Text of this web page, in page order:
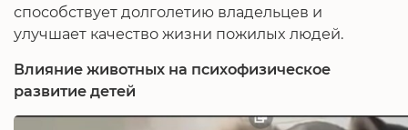
способствует долголетию владельцев и
улучшает качество жизни пожилых людей.
Влияние животных на психофизическое
развитие детей